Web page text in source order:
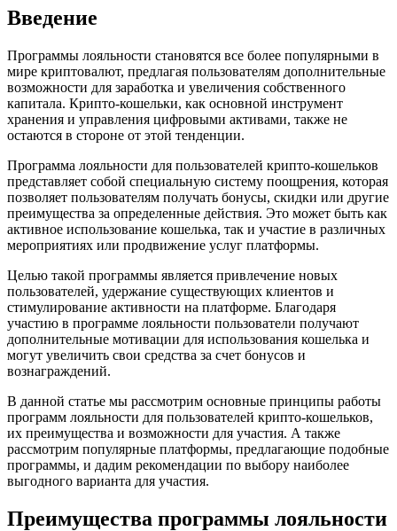
Введение
Программы лояльности становятся все более популярными в
мире криптовалют, предлагая пользователям дополнительные
возможности для заработка и увеличения собственного
капитала. Крипто-кошельки, как основной инструмент
хранения и управления цифровыми активами, также не
остаются в стороне от этой тенденции.
Программа лояльности для пользователей крипто-кошельков
представляет собой специальную систему поощрения, которая
позволяет пользователям получать бонусы, скидки или другие
преимущества за определенные действия. Это может быть как
активное использование кошелька, так и участие в различных
мероприятиях или продвижение услуг платформы.
Целью такой программы является привлечение новых
пользователей, удержание существующих клиентов и
стимулирование активности на платформе. Благодаря
участию в программе лояльности пользователи получают
дополнительные мотивации для использования кошелька и
могут увеличить свои средства за счет бонусов и
вознаграждений.
В данной статье мы рассмотрим основные принципы работы
программ лояльности для пользователей крипто-кошельков,
их преимущества и возможности для участия. А также
рассмотрим популярные платформы, предлагающие подобные
программы, и дадим рекомендации по выбору наиболее
выгодного варианта для участия.
Преимущества программы лояльности